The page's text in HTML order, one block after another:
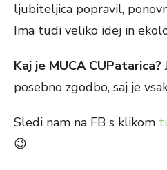
ljubiteljica popravil,
Ima tudi veliko idej in
Kaj je MUCA CUPatarica?
posebno zgodbo, saj je
Sledi nam na FB s klikom
😉